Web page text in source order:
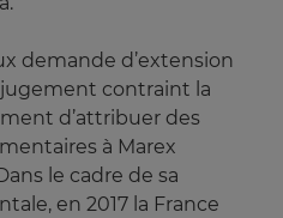
demande d’extension
jugement contraint la
d’attribuer des
à Marex
le cadre de sa
en 2017 la France